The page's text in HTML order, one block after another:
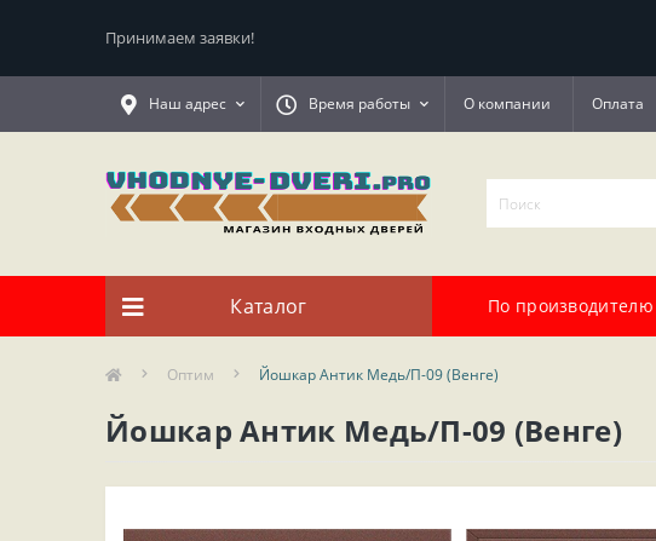
Принимаем заявки!
Наш адрес Время работы О компании Оплата
Каталог По производителю
Оптим Йошкар Антик Медь/П-09 (Венге)
Йошкар Антик Медь/П-09 (Венге)